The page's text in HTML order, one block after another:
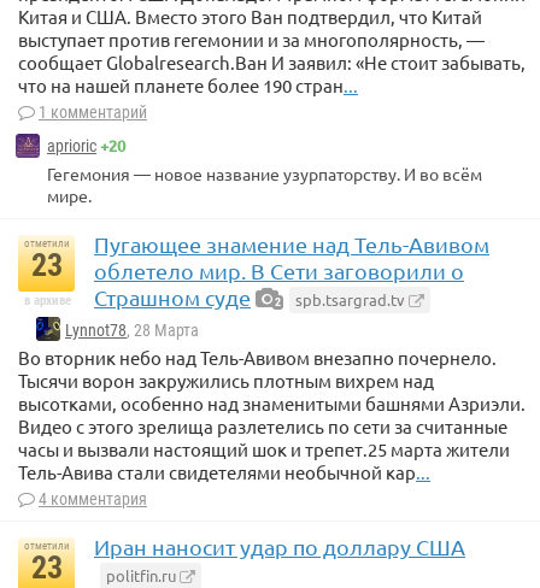
Китая и США. Вместо этого Ван подтвердил, что Китай
выступает против гегемонии и за многополярность, —
сообщает Globalresearch.Ван И заявил: «Не стоит забывать,
что на нашей планете более 190 стран...
1 комментарий
aprioric+20
Гегемония — новое название узурпаторству. И во всём
мире.
отметили
23
в архиве
Пугающее знамение над Тель-Авивом
облетело мир. В Сети заговорили о
Страшном суде
2 spb.tsargrad.tv
Lynnot78, 28 Марта
Во вторник небо над Тель-Авивом внезапно почернело.
Тысячи ворон закружились плотным вихрем над
высотками, особенно над знаменитыми башнями Азриэли.
Видео с этого зрелища разлетелись по сети за считанные
часы и вызвали настоящий шок и трепет.25 марта жители
Тель-Авива стали свидетелями необычной кар...
4 комментария
отметили
23
Иран наносит удар по доллару США
politfin.ru